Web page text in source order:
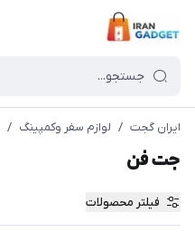
ایران گجت / لوازم سفر وکمپینگ /
جت فن
فیلتر محصولات